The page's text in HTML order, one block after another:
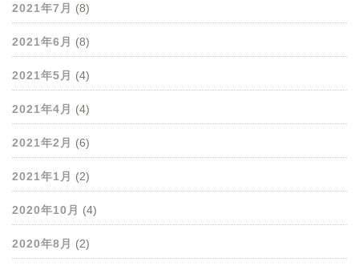
2021年7月 (8)
2021年6月 (8)
2021年5月 (4)
2021年4月 (4)
2021年2月 (6)
2021年1月 (2)
2020年10月 (4)
2020年8月 (2)